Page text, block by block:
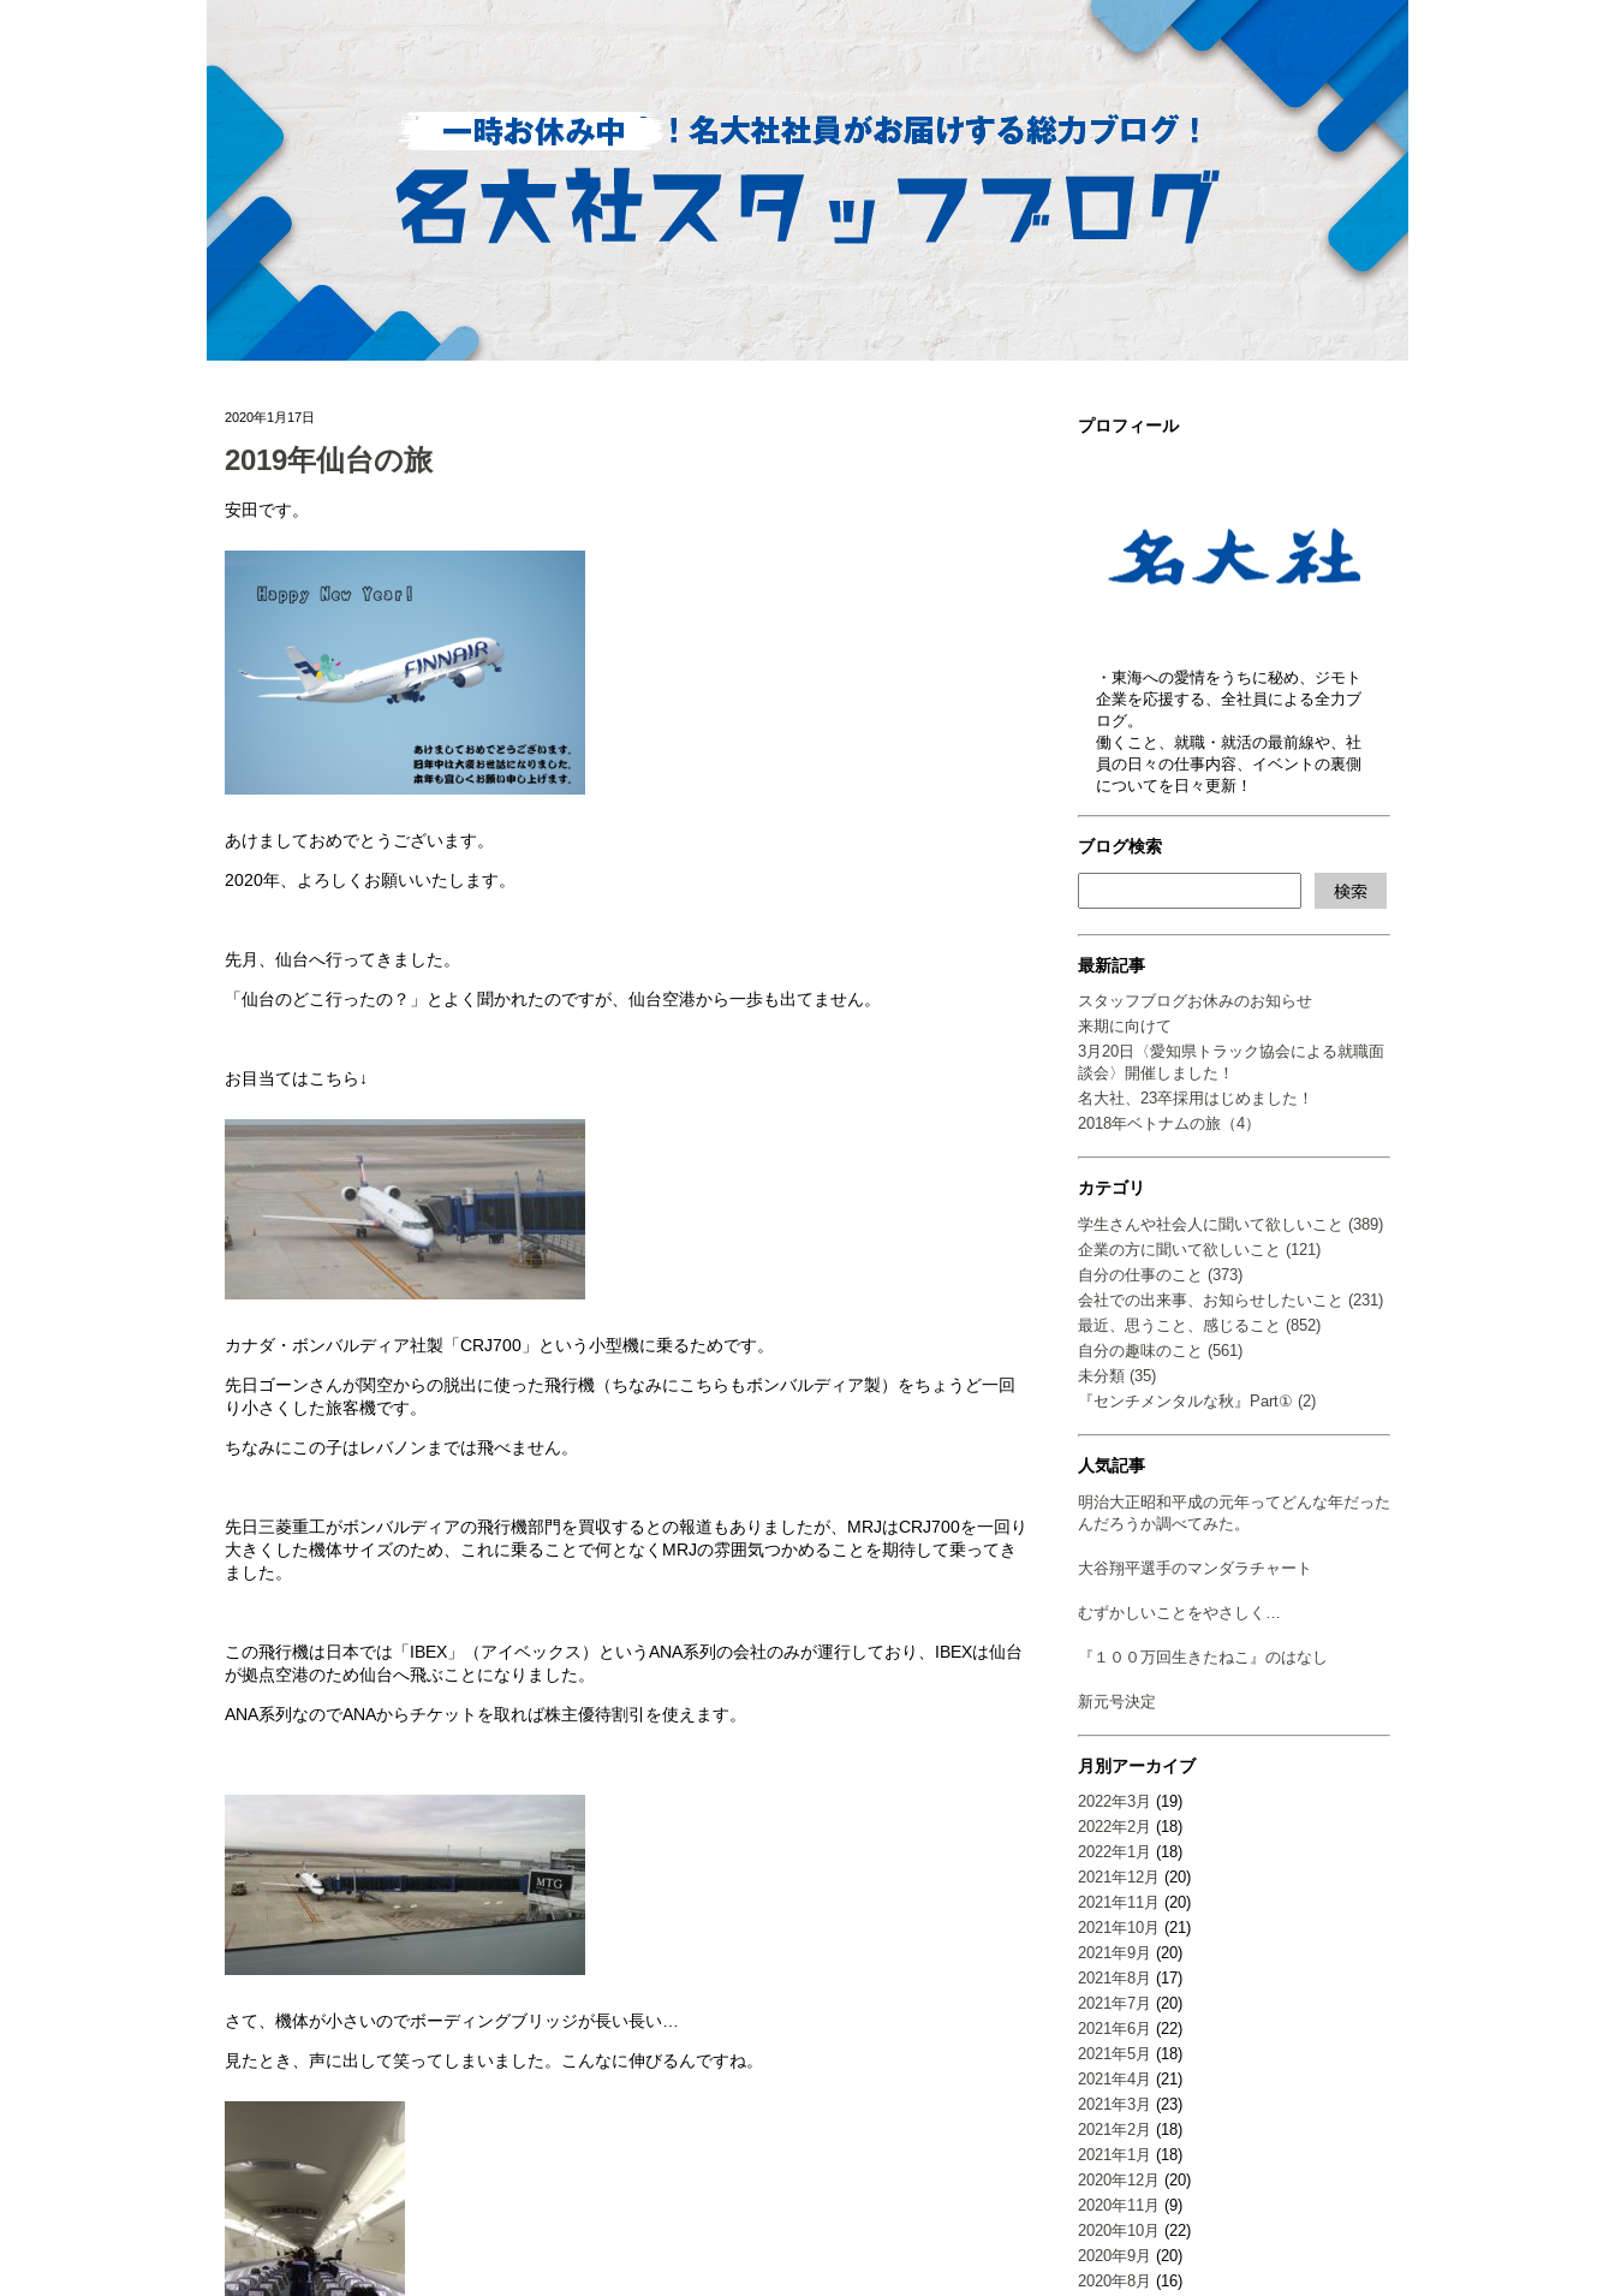
プロフィール
・東海への愛情をうちに秘め、ジモト
企業を応援する、全社員による全力ブ
ログ。
働くこと、就職・就活の最前線や、社
員の日々の仕事内容、イベントの裏側
についてを日々更新！
ブログ検索
最新記事
スタッフブログお休みのお知らせ
来期に向けて
3月20日〈愛知県トラック協会による就職面
談会〉開催しました！
名大社、23卒採用はじめました！
2018年ベトナムの旅（4）
カテゴリ
学生さんや社会人に聞いて欲しいこと (389)
企業の方に聞いて欲しいこと (121)
自分の仕事のこと (373)
会社での出来事、お知らせしたいこと (231)
最近、思うこと、感じること (852)
自分の趣味のこと (561)
未分類 (35)
『センチメンタルな秋』Part① (2)
人気記事
明治大正昭和平成の元年ってどんな年だった
んだろうか調べてみた。
大谷翔平選手のマンダラチャート
むずかしいことをやさしく…
『１００万回生きたねこ』のはなし
新元号決定
月別アーカイブ
2022年3月 (19)
2022年2月 (18)
2022年1月 (18)
2021年12月 (20)
2021年11月 (20)
2021年10月 (21)
2021年9月 (20)
2021年8月 (17)
2021年7月 (20)
2021年6月 (22)
2021年5月 (18)
2021年4月 (21)
2021年3月 (23)
2021年2月 (18)
2021年1月 (18)
2020年12月 (20)
2020年11月 (9)
2020年10月 (22)
2020年9月 (20)
2020年8月 (16)
2020年1月17日
2019年仙台の旅
安田です。
あけましておめでとうございます。
2020年、よろしくお願いいたします。
先月、仙台へ行ってきました。
「仙台のどこ行ったの？」とよく聞かれたのですが、仙台空港から一歩も出てません。
お目当てはこちら↓
カナダ・ボンバルディア社製「CRJ700」という小型機に乗るためです。
先日ゴーンさんが関空からの脱出に使った飛行機（ちなみにこちらもボンバルディア製）をちょうど一回
り小さくした旅客機です。
ちなみにこの子はレバノンまでは飛べません。
先日三菱重工がボンバルディアの飛行機部門を買収するとの報道もありましたが、MRJはCRJ700を一回り
大きくした機体サイズのため、これに乗ることで何となくMRJの雰囲気つかめることを期待して乗ってき
ました。
この飛行機は日本では「IBEX」（アイベックス）というANA系列の会社のみが運行しており、IBEXは仙台
が拠点空港のため仙台へ飛ぶことになりました。
ANA系列なのでANAからチケットを取れば株主優待割引を使えます。
さて、機体が小さいのでボーディングブリッジが長い長い…
見たとき、声に出して笑ってしまいました。こんなに伸びるんですね。